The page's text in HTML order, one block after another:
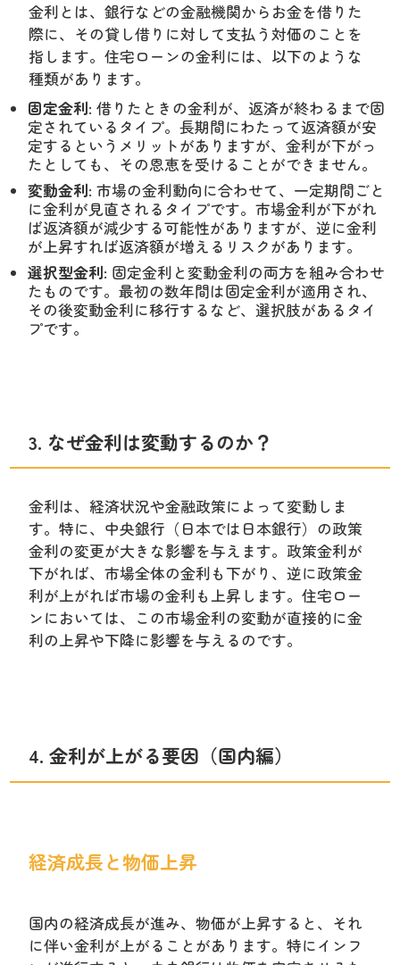
金利とは、銀行などの金融機関からお金を借りた
際に、その貸し借りに対して支払う対価のことを
指します。住宅ローンの金利には、以下のような
種類があります。
固定金利: 借りたときの金利が、返済が終わるまで固
定されているタイプ。長期間にわたって返済額が安
定するというメリットがありますが、金利が下がっ
たとしても、その恩恵を受けることができません。
変動金利: 市場の金利動向に合わせて、一定期間ごと
に金利が見直されるタイプです。市場金利が下がれ
ば返済額が減少する可能性がありますが、逆に金利
が上昇すれば返済額が増えるリスクがあります。
選択型金利: 固定金利と変動金利の両方を組み合わせ
たものです。最初の数年間は固定金利が適用され、
その後変動金利に移行するなど、選択肢があるタイ
プです。
3. なぜ金利は変動するのか？
金利は、経済状況や金融政策によって変動しま
す。特に、中央銀行（日本では日本銀行）の政策
金利の変更が大きな影響を与えます。政策金利が
下がれば、市場全体の金利も下がり、逆に政策金
利が上がれば市場の金利も上昇します。住宅ロー
ンにおいては、この市場金利の変動が直接的に金
利の上昇や下降に影響を与えるのです。
4. 金利が上がる要因（国内編）
経済成長と物価上昇
国内の経済成長が進み、物価が上昇すると、それ
に伴い金利が上がることがあります。特にインフ